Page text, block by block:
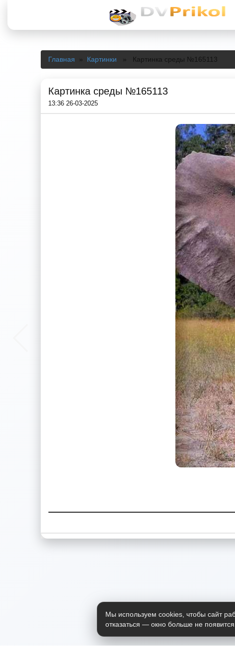
Главная » Картинки » Картинка среды №165113
Картинка среды №165113
13:36 26-03-2025
Мы используем cookies, чтобы сайт
отказаться — окно больше не появится.